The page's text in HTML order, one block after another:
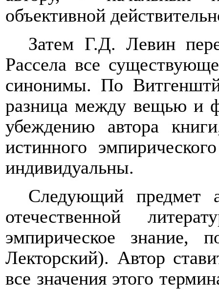
объективной
Затем Г.Д. Левин
Рассела все
синонимы. По
разница между вещью и
убеждению автора
истинного
индивидуальны.
Следующий предмет
отечественной
эмпирическое знание,
Лекторский). Автор
все значения этого